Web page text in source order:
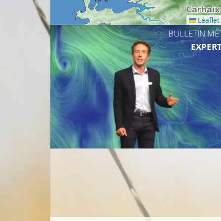
17°C
19°C
19°C
Leaflet
BULLETIN